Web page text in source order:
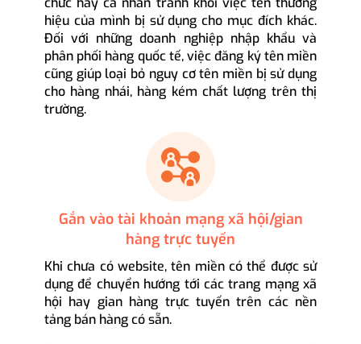
hiệu của mình bị sử dụng cho mục đích khác.
Đối với những doanh nghiệp nhập khẩu và
phân phối hàng quốc tế, việc đăng ký tên miền
cũng giúp loại bỏ nguy cơ tên miền bị sử dụng
cho hàng nhái, hàng kém chất lượng trên thị
trường.
Gắn vào tài khoản mạng xã hội/gian
hàng trực tuyến
Khi chưa có website, tên miền có thể được sử
dụng để chuyển hướng tới các trang mạng xã
hội hay gian hàng trực tuyến trên các nền
tảng bán hàng có sẵn.